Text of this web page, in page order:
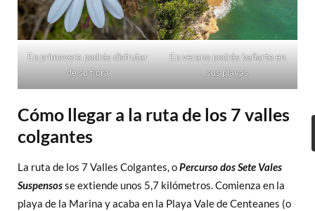
En primavera podrás disfrutar
de su flora
En verano podrás bañarte en
sus playas
Cómo llegar a la ruta de los 7 valles
colgantes
La ruta de los 7 Valles Colgantes, oPercurso dos Sete Vales
Suspensosse extiende unos 5,7 kilómetros. Comienza en la
playa de la Marina y acaba en la Playa Vale de Centeanes (o